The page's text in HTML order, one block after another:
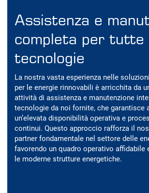
Assistenza e
completa per tutte
tecnologie
La nostra vasta esperienza nelle
per le energie rinnovabili è arricchita da
attività di assistenza e manutenzione
tecnologie da noi fornite, che garantisce
un’elevata disponibilità operativa e
continui. Questo approccio rafforza il
partner fondamentale nel settore delle
favorendo un quadro operativo affidabile
le moderne strutture energetiche.